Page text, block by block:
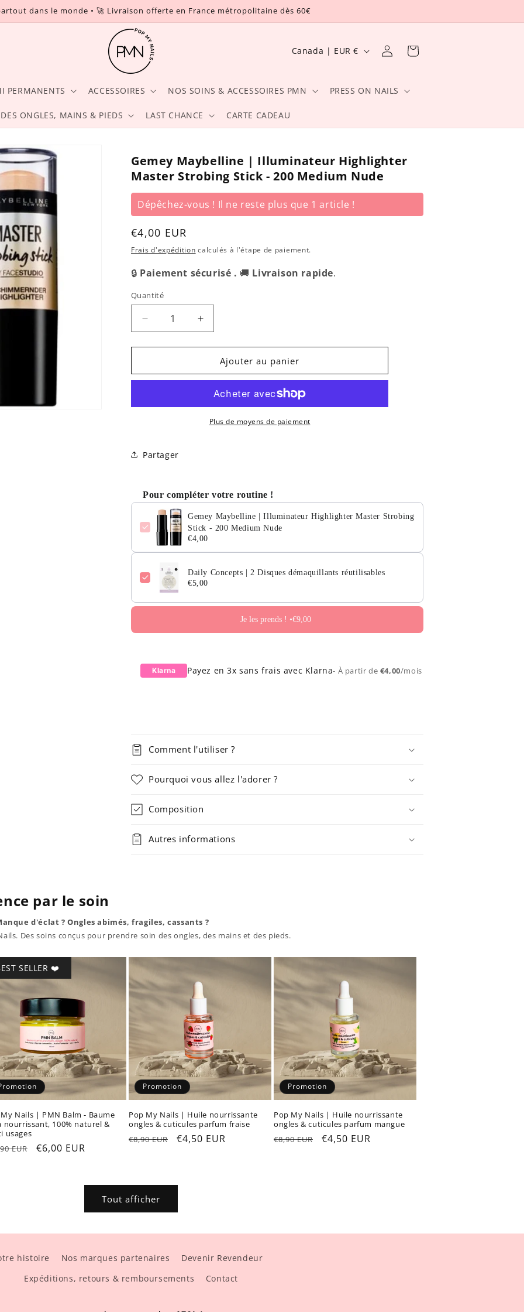
dans le monde • 🚀 Livraison offerte en France métropolitaine dès 60€
PERMANENTS ACCESSOIRES NOS SOINS & ACCESSOIRES PMN PRESS ON NAILS
ONGLES, MAINS & PIEDS LAST CHANCE CARTE CADEAU
P
y
/
é
g
i
o
Canada | EUR € ConnexionPanier
Gemey Maybelline | Illuminateur Highlighter
Master Strobing Stick - 200 Medium Nude
Dépêchez-vous ! Il ne reste plus que 1 article !
Prix
habituel
€4,00 EUR
Frais d'expédition calculés à l'étape de paiement.
🔒 Paiement sécurisé . 🚚 Livraison rapide.
Quantité
Réduire
la
quantité
Gemey
Illuminateur
Stick
Medium
Nude
Augmenter
la
quantité
Gemey
Illuminateur
Highlighter
Medium
Ajouter au panier
Plus de moyens de paiement
Partager
Pour compléter votre routine !
Gemey Maybelline | Illuminateur Highlighter Master Strobing
Stick - 200 Medium Nude
€4,00
Daily Concepts | 2 Disques démaquillants réutilisables
€5,00
Je les prends ! •€9,00
Klarna Payez en 3x sans frais avec Klarna- À partir de €4,00/mois
Comment l'utiliser ?
Pourquoi vous allez l'adorer ?
Composition
Autres informations
par le soin
d'éclat ? Ongles abimés, fragiles, cassants ?
Des soins conçus pour prendre soin des ongles, des mains et des pieds.
SELLER ❤️
Nails | PMN Balm - Baume
nourrissant, 100% naturel &
usages
EUR
Prix
€6,00 EUR
Promotion
Pop My Nails | Huile nourrissante
ongles & cuticules parfum fraise
Prix
€8,90 EUR
Prix
€4,50 EUR
Promotion
Pop My Nails | Huile nourrissante
ongles & cuticules parfum mangue
Prix
€8,90 EUR
Prix
€4,50 EUR
Tout afficher
histoire Nos marques partenaires
Devenir Revendeur
Expéditions, retours & remboursements
Contact